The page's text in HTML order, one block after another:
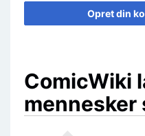
Opret din
ComicWiki
mennesker